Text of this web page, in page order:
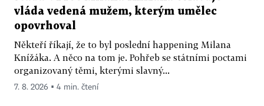
vláda vedená mužem, kterým umělec
opovrhoval
Někteří říkají, že to byl poslední happening Milana
Knížáka. A něco na tom je. Pohřeb se státními poctami
organizovaný těmi, kterými slavný...
7. 8. 2026 ▪ 4 min. čtení